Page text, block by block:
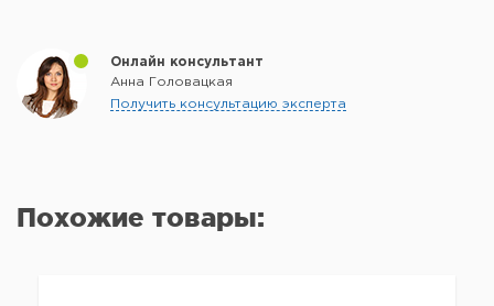
Онлайн консультант
Анна Головацкая
Получить консультацию эксперта
Похожие товары: